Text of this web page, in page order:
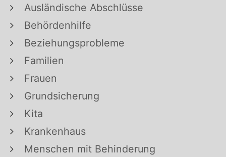
Ausländische Abschlüsse
Behördenhilfe
Beziehungsprobleme
Familien
Frauen
Grundsicherung
Kita
Krankenhaus
Menschen mit Behinderung